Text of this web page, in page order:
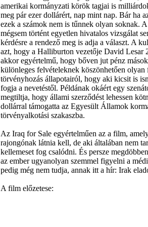
amerikai kormányzati körök tagjai is
meg pár ezer dollárért, nap mint nap. Bár ha
ezek a számok nem is tűnnek olyan soknak.
mégsem történt egyetlen hivatalos vizsgálat
kérdésre a rendező meg is adja a választ. A
azt, hogy a Halliburton vezetője David Lesar
akkor egyértelmű, hogy bőven jut pénz
különleges felvételeknek köszönhetően
törvényhozás állapotairól, hogy aki kicsit is
fogja a nevetéstől. Példának okáért egy
megtiltja, hogy állami szerződést lehessen
dollárral támogatta az Egyesült Államok
törvényalkotási szakaszba.
Az Iraq for Sale egyértelműen az a film,
rajongónak látnia kell, de aki általában nem
kellemeset fog csalódni. És persze
az ember ugyanolyan szemmel figyelni a
pedig még nem tudja, annak itt a hír: Irak
A film előzetese: